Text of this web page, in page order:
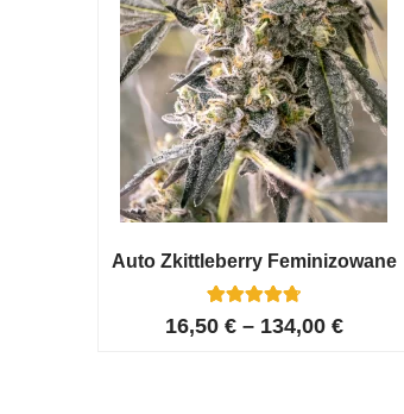
Auto Zkittleberry Feminizowane
Oceniony
4.80
5
16,50 € – 134,00 €